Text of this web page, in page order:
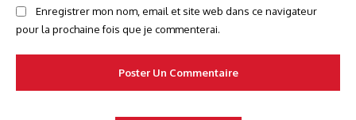
Enregistrer mon nom, email et site web dans ce navigateur
pour la prochaine fois que je commenterai.